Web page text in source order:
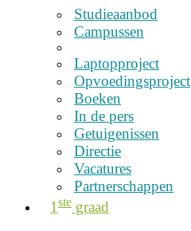
Studieaanbod
Campussen
Laptopproject
Opvoedingsproject
Boeken
In de pers
Getuigenissen
Directie
Vacatures
Partnerschappen
1 ste graad